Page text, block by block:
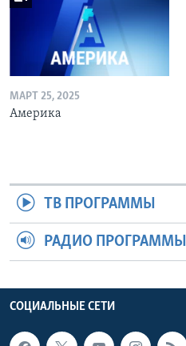
МАРТ 25, 2025
Америка
ТВ ПРОГРАММЫ
РАДИО ПРОГРАММЫ
СОЦИАЛЬНЫЕ СЕТИ